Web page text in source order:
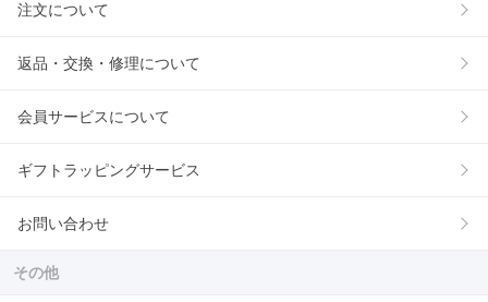
注文について
返品・交換・修理について
会員サービスについて
ギフトラッピングサービス
お問い合わせ
その他